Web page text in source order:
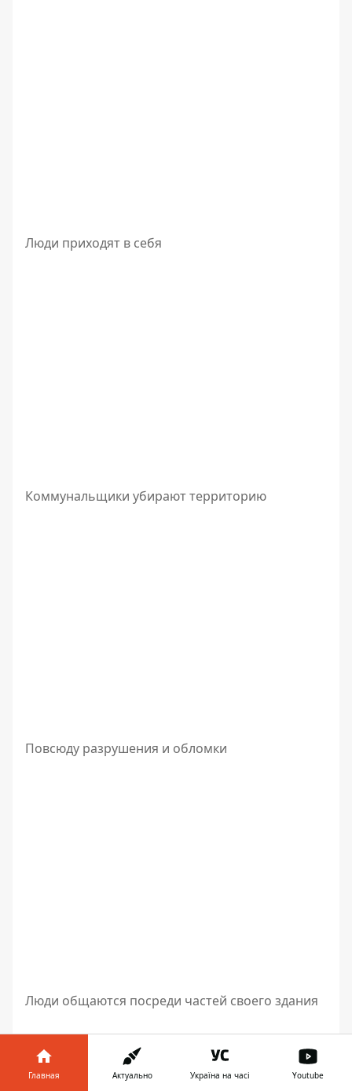
Люди приходят в себя
Коммунальщики убирают территорию
Повсюду разрушения и обломки
Люди общаются посреди частей своего здания
Главная Актуально Україна на часі Youtube